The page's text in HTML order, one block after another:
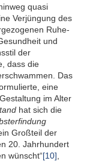
quasi
Ver­jüngung des
Ruhe­
und
der
dass die
Das
eine
im Alter
hat sich die
Großteil der
20. Jahrhundert
wünscht“[10]